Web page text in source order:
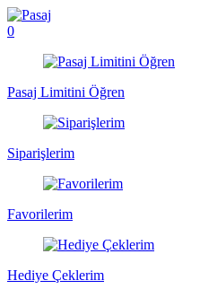
0
Pasaj Limitini Öğren
Siparişlerim
Favorilerim
Hediye Çeklerim